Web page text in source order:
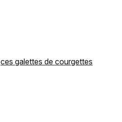
ces galettes de courgettes